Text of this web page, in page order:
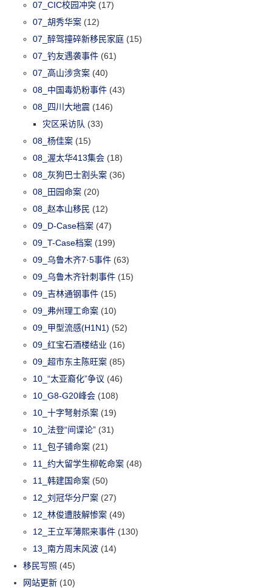
07_CIC校园冲突 (17)
07_胡秀华案 (12)
07_醉驾撞碎新移民家庭 (15)
07_钓友遇袭事件 (61)
07_高山涉贪案 (40)
08_中国毒奶粉事件 (43)
08_四川大地震 (146)
灾区采访队 (33)
08_杨佳案 (15)
08_渥太华413集会 (18)
08_灰狗巴士割头案 (36)
08_田园命案 (20)
08_赵本山移民 (12)
09_D-Case档案 (47)
09_T-Case档案 (199)
09_乌鲁木齐7·5事件 (63)
09_乌鲁木齐针刺事件 (15)
09_吉林通钢事件 (15)
09_弗州理工命案 (10)
09_甲型流感(H1N1) (52)
09_红宝石酒楼结业 (16)
09_超市东主陈旺案 (85)
10_“太亚裔化”争议 (46)
10_G8-G20峰会 (108)
10_十字弩射杀案 (19)
10_法登“间谍论” (31)
11_包子铺命案 (21)
11_约大留学生柳乾命案 (48)
11_韩建国命案 (50)
12_刘冠华分尸案 (27)
12_林俊遭肢解惨案 (49)
12_王立军薄熙来事件 (130)
13_南方周末风波 (14)
移民写照 (45)
网站更新 (10)